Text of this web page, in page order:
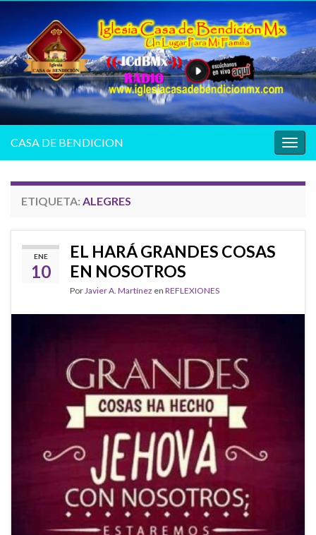
la
CASA DE BENDICION
ETIQUETA: ALEGRES
ENE
10
EL HARÁ GRANDES COSAS
EN NOSOTROS
Por Javier A. Martínez en REFLEXIONES